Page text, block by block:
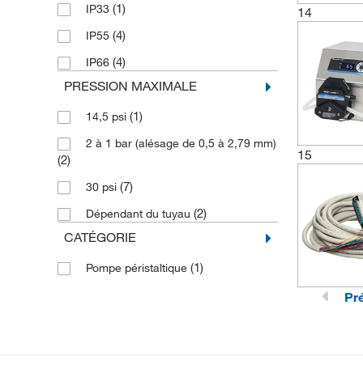
IP33 (1)
IP55 (4)
IP66 (4)
PRESSION MAXIMALE
14,5 psi (1)
2 à 1 bar (alésage de 0,5 à 2,79 mm)
(2)
30 psi (7)
Dépendant du tuyau (2)
CATÉGORIE
Pompe péristaltique (1)
14
15